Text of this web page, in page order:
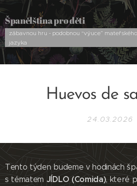
Španělština pro děti
zábavnou hru - podobnou “výuce” mateřského
jazyka
Huevos de
24.03.2026
Tento týden budeme v hodinách
s tématem JÍDLO (Comida), které